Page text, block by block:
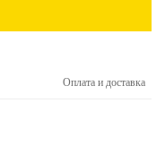
Оплата и доставка